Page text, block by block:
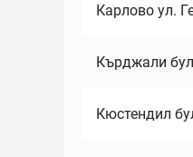
Карлово ул.
Кърджали
Кюстендил